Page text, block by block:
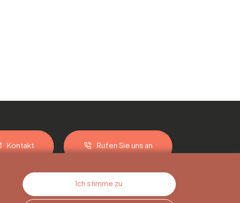
Kontakt Rufen Sie uns an
Ich stimme zu